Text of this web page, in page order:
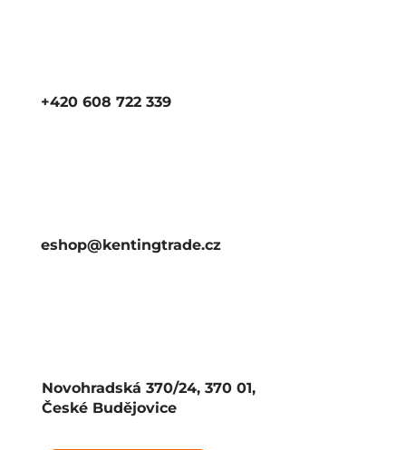
+420 608 722 339
eshop@kentingtrade.cz
Novohradská 370/24, 370 01,
České Budějovice